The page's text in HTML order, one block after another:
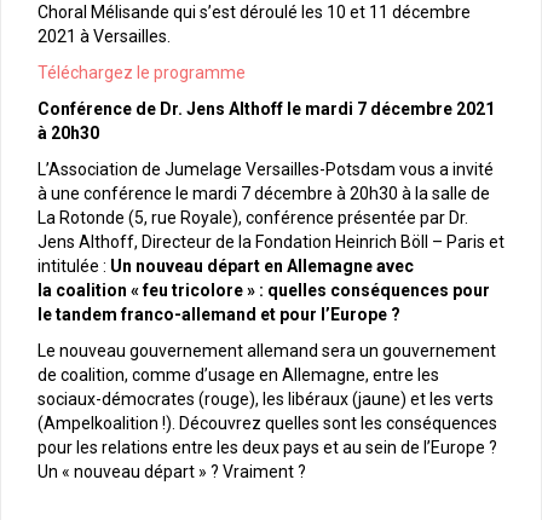
Choral Mélisande qui s’est déroulé les 10 et 11 décembre
2021 à Versailles.
Téléchargez le programme
Conférence de Dr. Jens Althoff le mardi 7 décembre 2021
à 20h30
L’Association de Jumelage Versailles-Potsdam vous a invité
à une conférence le mardi 7 décembre à 20h30 à la salle de
La Rotonde (5, rue Royale), conférence présentée par Dr.
Jens Althoff, Directeur de la Fondation Heinrich Böll – Paris et
intitulée : Un nouveau départ en Allemagne avec
la coalition « feu tricolore » : quelles conséquences pour
le tandem franco-allemand et pour l’Europe ?
Le nouveau gouvernement allemand sera un gouvernement
de coalition, comme d’usage en Allemagne, entre les
sociaux-démocrates (rouge), les libéraux (jaune) et les verts
(Ampelkoalition !). Découvrez quelles sont les conséquences
pour les relations entre les deux pays et au sein de l’Europe ?
Un « nouveau départ » ? Vraiment ?